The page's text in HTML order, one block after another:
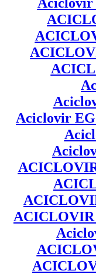
Aciclovir
ACICLOVIR